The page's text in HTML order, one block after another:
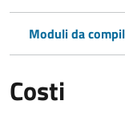
Moduli da
Costi